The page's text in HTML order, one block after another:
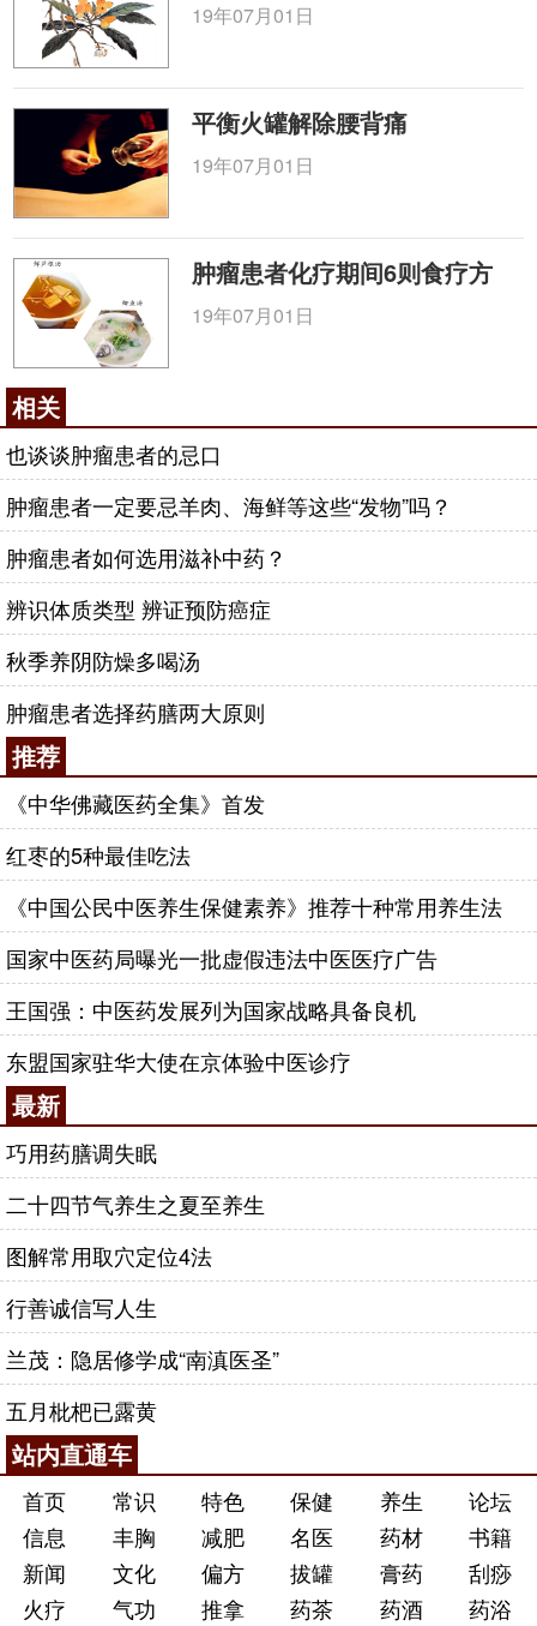
19年07月01日
平衡火罐解除腰背痛
19年07月01日
肿瘤患者化疗期间6则食疗方
19年07月01日
相关
也谈谈肿瘤患者的忌口
肿瘤患者一定要忌羊肉、海鲜等这些“发物”吗？
肿瘤患者如何选用滋补中药？
辨识体质类型 辨证预防癌症
秋季养阴防燥多喝汤
肿瘤患者选择药膳两大原则
推荐
《中华佛藏医药全集》首发
红枣的5种最佳吃法
《中国公民中医养生保健素养》推荐十种常用养生法
国家中医药局曝光一批虚假违法中医医疗广告
王国强：中医药发展列为国家战略具备良机
东盟国家驻华大使在京体验中医诊疗
最新
巧用药膳调失眠
二十四节气养生之夏至养生
图解常用取穴定位4法
行善诚信写人生
兰茂：隐居修学成“南滇医圣”
五月枇杷已露黄
站内直通车
首页 常识 特色 保健 养生
论坛
信息
丰胸 减肥 名医 药材
书籍
新闻
文化 偏方 拔罐 膏药
刮痧
火疗
气功 推拿 药茶 药酒 药浴